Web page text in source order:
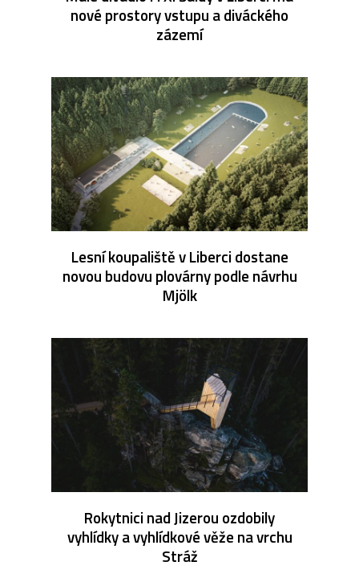
nové prostory vstupu a diváckého
zázemí
Lesní koupaliště v Liberci dostane
novou budovu plovárny podle návrhu
Mjölk
Rokytnici nad Jizerou ozdobily
vyhlídky a vyhlídkové věže na vrchu
Stráž